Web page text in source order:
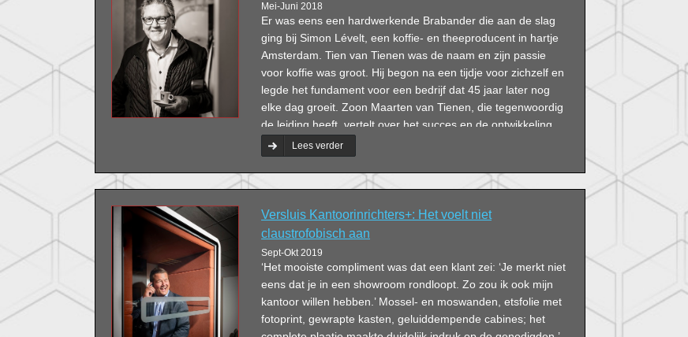
Mei-Juni 2018
Er was eens een hardwerkende Brabander die aan de slag
ging bij Simon Lévelt, een koffie- en theeproducent in hartje
Amsterdam. Tien van Tienen was de naam en zijn passie
voor koffie was groot. Hij begon na een tijdje voor zichzelf en
legde het fundament voor een bedrijf dat 45 jaar later nog
elke dag groeit. Zoon Maarten van Tienen, die tegenwoordig
de leiding heeft, vertelt over het succes en de ontwikkeling
van Van Tienen Drankautomaten.
Lees verder
Versluis Kantoorinrichters+: Het voelt niet
claustrofobisch aan
Sept-Okt 2019
‘Het mooiste compliment was dat een klant zei: ‘Je merkt niet
eens dat je in een showroom rondloopt. Zo zou ik ook mijn
kantoor willen hebben.’ Mossel- en moswanden, etsfolie met
fotoprint, gewrapte kasten, geluiddempende cabines; het